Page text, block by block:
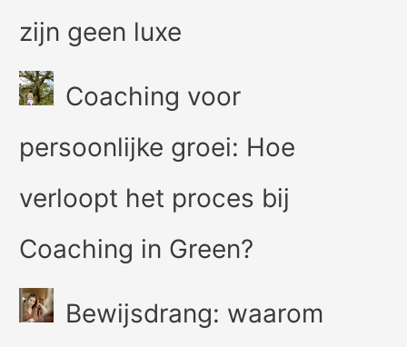
zijn geen luxe
Coaching voor
persoonlijke groei: Hoe
verloopt het proces bij
Coaching in Green?
Bewijsdrang: waarom